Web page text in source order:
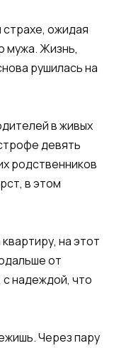
ожидая
мужа. Жизнь,
рушилась на
в живых
девять
родственников
в этом
на этот
от
надеждой, что
Через пару